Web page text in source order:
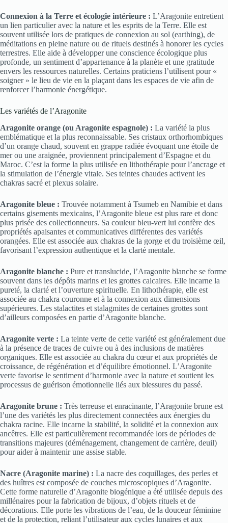
Connexion à la Terre et écologie intérieure : L’Aragonite entretient
un lien particulier avec la nature et les esprits de la Terre. Elle est
souvent utilisée lors de pratiques de connexion au sol (earthing), de
méditations en pleine nature ou de rituels destinés à honorer les cycles
terrestres. Elle aide à développer une conscience écologique plus
profonde, un sentiment d’appartenance à la planète et une gratitude
envers les ressources naturelles. Certains praticiens l’utilisent pour «
soigner » le lieu de vie en la plaçant dans les espaces de vie afin de
renforcer l’harmonie énergétique.
Les variétés de l’Aragonite
Aragonite orange (ou Aragonite espagnole) : La variété la plus
emblématique et la plus reconnaissable. Ses cristaux orthorhombiques
d’un orange chaud, souvent en grappe radiée évoquant une étoile de
mer ou une araignée, proviennent principalement d’Espagne et du
Maroc. C’est la forme la plus utilisée en lithothérapie pour l’ancrage et
la stimulation de l’énergie vitale. Ses teintes chaudes activent les
chakras sacré et plexus solaire.
Aragonite bleue : Trouvée notamment à Tsumeb en Namibie et dans
certains gisements mexicains, l’Aragonite bleue est plus rare et donc
plus prisée des collectionneurs. Sa couleur bleu-vert lui confère des
propriétés apaisantes et communicatives différentes des variétés
orangées. Elle est associée aux chakras de la gorge et du troisième œil,
favorisant l’expression authentique et la clarté mentale.
Aragonite blanche : Pure et translucide, l’Aragonite blanche se forme
souvent dans les dépôts marins et les grottes calcaires. Elle incarne la
pureté, la clarté et l’ouverture spirituelle. En lithothérapie, elle est
associée au chakra couronne et à la connexion aux dimensions
supérieures. Les stalactites et stalagmites de certaines grottes sont
d’ailleurs composées en partie d’Aragonite blanche.
Aragonite verte : La teinte verte de cette variété est généralement due
à la présence de traces de cuivre ou à des inclusions de matières
organiques. Elle est associée au chakra du cœur et aux propriétés de
croissance, de régénération et d’équilibre émotionnel. L’Aragonite
verte favorise le sentiment d’harmonie avec la nature et soutient les
processus de guérison émotionnelle liés aux blessures du passé.
Aragonite brune : Très terreuse et enracinante, l’Aragonite brune est
l’une des variétés les plus directement connectées aux énergies du
chakra racine. Elle incarne la stabilité, la solidité et la connexion aux
ancêtres. Elle est particulièrement recommandée lors de périodes de
transitions majeures (déménagement, changement de carrière, deuil)
pour aider à maintenir une assise stable.
Nacre (Aragonite marine) : La nacre des coquillages, des perles et
des huîtres est composée de couches microscopiques d’Aragonite.
Cette forme naturelle d’Aragonite biogénique a été utilisée depuis des
millénaires pour la fabrication de bijoux, d’objets rituels et de
décorations. Elle porte les vibrations de l’eau, de la douceur féminine
et de la protection, reliant l’utilisateur aux cycles lunaires et aux